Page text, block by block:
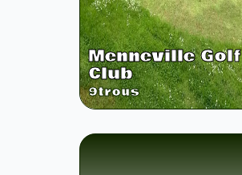
Menneville Golf
Club
9trous